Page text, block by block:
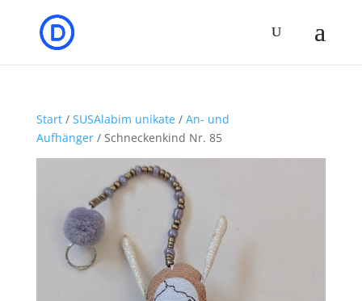
Start/ SUSAlabim unikate/ An- und
Aufhänger/ Schneckenkind Nr. 85